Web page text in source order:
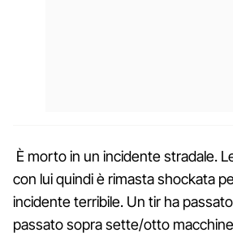
È morto in un incidente stradale.
con lui quindi è rimasta shockata
incidente terribile. Un tir ha
passato sopra sette/otto